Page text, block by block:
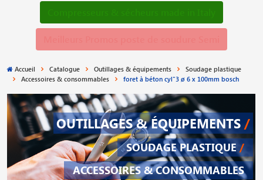
Accueil Catalogue Outillages & équipements
Soudage plastique
Accessoires & consommables
foret à béton cyl"3 ø 6 x 100mm bosch
OUTILLAGES & ÉQUIPEMENTS /
SOUDAGE PLASTIQUE /
ACCESSOIRES & CONSOMMABLES